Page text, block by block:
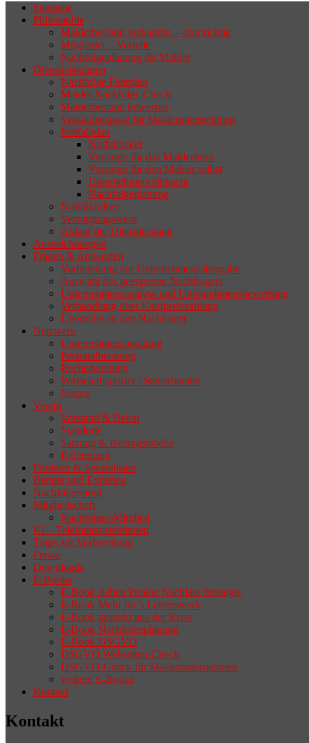
Wenn sich der Makler oder Inhaber
zurückziehen möchte, aber keinen
geeigneten Nachfolger findet, droht nicht
selten die Geschäftsaufgabe.
Startseite
Philosophie
Maklerbestand verkaufen – aber richtig
Mitglieder – Vorteile
Nachfolgeplanung für Makler
Dienstleistungen
Nachfolge Fahrplan
Makler Nachfolge Check
Maklerbestand bewerten
Verkaufsexposé für Maklerunternehmen
Notfallplan
Notfallpaket
Vorsorge für das Maklerbüro
Vorsorge für den Makler selbst
Unternehmervollmacht
Nachfolgeplanung
Notfallordner
Versorgungswerk
Ablauf der Dienstleistung
Auszeichnungen
Fragen & Antworten
Vorbereitung zur Unternehmensübergabe
Auswahl des geeigneten Nachfolgers
Unternehmensanalyse und Unternehmensbewertung
Verhandlung über Kaufpreiszahlung
Übergabe an den Nachfolger
Netzwerk
Unternehmensberatung
Personalberatung
Rechtsberatung
Wirtschaftsprüfer / Steuerberater
Notare
Verein
Vorstand & Beirat
Standorte
Satzung & Beitragstabelle
Referenzen
Förderer & Spezialisten
Berater und Experten
Nachfolgerpool
Mitgliedschaft
Nachfolger-Mitglied
KI – Telefonassistentinnen
Tipps zur Vorbereitung
Presse
Downloads
E-Books
E-Book sieben Punkte Nachlass Strategie
E-Book Mehr für’s Lebenswerk
E-Book gestärkt aus der Krise
E-Book Nachfolgeplanung
E-Book DSGVO
DSGVO Webseiten-Check
DSGVO-Check für Maklerunternehmen
weitere E-Books
Kontakt
Kontakt